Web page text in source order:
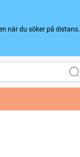
när du söker på distans.